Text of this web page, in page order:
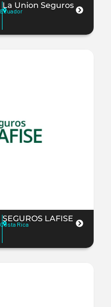
La Union Seguros
Ecuador
SEGUROS LAFISE
Costa Rica